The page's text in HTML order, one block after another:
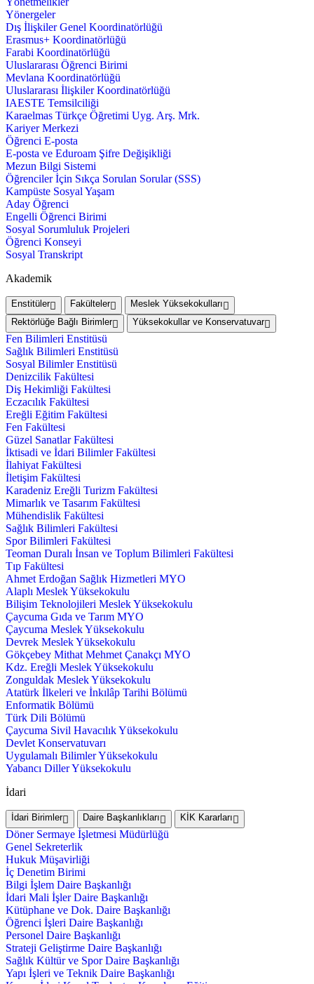
Yönergeler
Dış İlişkiler Genel Koordinatörlüğü
Erasmus+ Koordinatörlüğü
Farabi Koordinatörlüğü
Uluslararası Öğrenci Birimi
Mevlana Koordinatörlüğü
Uluslararası İlişkiler Koordinatörlüğü
IAESTE Temsilciliği
Karaelmas Türkçe Öğretimi Uyg. Arş. Mrk.
Kariyer Merkezi
Öğrenci E-posta
E-posta ve Eduroam Şifre Değişikliği
Mezun Bilgi Sistemi
Öğrenciler İçin Sıkça Sorulan Sorular (SSS)
Kampüste Sosyal Yaşam
Aday Öğrenci
Engelli Öğrenci Birimi
Sosyal Sorumluluk Projeleri
Öğrenci Konseyi
Sosyal Transkript
Akademik
Enstitüler Fakülteler
Meslek Yüksekokulları
Rektörlüğe Bağlı Birimler
Yüksekokullar ve Konservatuvar
Fen Bilimleri Enstitüsü
Sağlık Bilimleri Enstitüsü
Sosyal Bilimler Enstitüsü
Denizcilik Fakültesi
Diş Hekimliği Fakültesi
Eczacılık Fakültesi
Ereğli Eğitim Fakültesi
Fen Fakültesi
Güzel Sanatlar Fakültesi
İktisadi ve İdari Bilimler Fakültesi
İlahiyat Fakültesi
İletişim Fakültesi
Karadeniz Ereğli Turizm Fakültesi
Mimarlık ve Tasarım Fakültesi
Mühendislik Fakültesi
Sağlık Bilimleri Fakültesi
Spor Bilimleri Fakültesi
Teoman Duralı İnsan ve Toplum Bilimleri Fakültesi
Tıp Fakültesi
Ahmet Erdoğan Sağlık Hizmetleri MYO
Alaplı Meslek Yüksekokulu
Bilişim Teknolojileri Meslek Yüksekokulu
Çaycuma Gıda ve Tarım MYO
Çaycuma Meslek Yüksekokulu
Devrek Meslek Yüksekokulu
Gökçebey Mithat Mehmet Çanakçı MYO
Kdz. Ereğli Meslek Yüksekokulu
Zonguldak Meslek Yüksekokulu
Atatürk İlkeleri ve İnkılâp Tarihi Bölümü
Enformatik Bölümü
Türk Dili Bölümü
Çaycuma Sivil Havacılık Yüksekokulu
Devlet Konservatuvarı
Uygulamalı Bilimler Yüksekokulu
Yabancı Diller Yüksekokulu
İdari
İdari Birimler Daire Başkanlıkları KİK Kararları
Döner Sermaye İşletmesi Müdürlüğü
Genel Sekreterlik
Hukuk Müşavirliği
İç Denetim Birimi
Bilgi İşlem Daire Başkanlığı
İdari Mali İşler Daire Başkanlığı
Kütüphane ve Dok. Daire Başkanlığı
Öğrenci İşleri Daire Başkanlığı
Personel Daire Başkanlığı
Strateji Geliştirme Daire Başkanlığı
Sağlık Kültür ve Spor Daire Başkanlığı
Yapı İşleri ve Teknik Daire Başkanlığı